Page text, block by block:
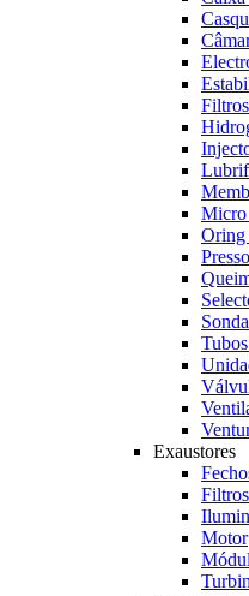
Filtros
Micro
Oring
Exaustores
Filtros
Motor